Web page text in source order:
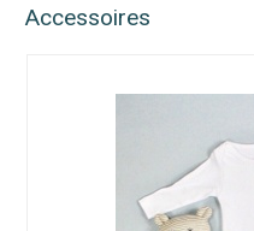
Accessoires